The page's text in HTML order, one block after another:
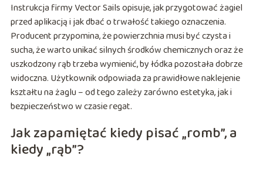
Instrukcja firmy Vector Sails opisuje, jak przygotować żagiel
przed aplikacją i jak dbać o trwałość takiego oznaczenia.
Producent przypomina, że powierzchnia musi być czysta i
sucha, że warto unikać silnych środków chemicznych oraz że
uszkodzony rąb trzeba wymienić, by łódka pozostała dobrze
widoczna. Użytkownik odpowiada za prawidłowe naklejenie
kształtu na żaglu – od tego zależy zarówno estetyka, jak i
bezpieczeństwo w czasie regat.
Jak zapamiętać kiedy pisać „romb”, a
kiedy „rąb”?